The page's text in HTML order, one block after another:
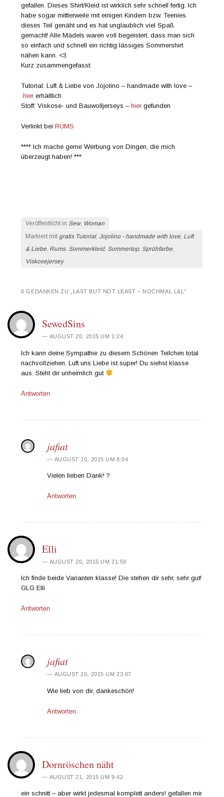
gefallen. Dieses Shirt/Kleid ist wirklich sehr schnell fertig. Ich
habe sogar mittlerweile mit einigen Kindern bzw. Teenies
dieses Teil genäht und es hat unglaublich viel Spaß
gemacht! Alle Mädels waren voll begeistert, dass man sich
so einfach und schnell ein richtig lässiges Sommershirt
nähen kann. <3
Kurz zusammengefasst:
Tutorial: Luft & Liebe von Jojolino – handmade with love –
hier erhältlich
Stoff: Viskose- und Bauwolljerseys –hier gefunden
Verlinkt beiRUMS
**** Ich mache gerne Werbung von Dingen, die mich
überzeugt haben! ***
Veröffentlicht in Sew, Woman
Markiert mit gratis Tutorial,Jojolino - handmade with love Luft
& Liebe Rums, Sommerkleid, Sommertop, Sprühfarbe
Viskosejersey
6 GEDANKEN ZU „ LAST BUT NOT LEAST – NOCHMAL L&L“
SewedSins
AUGUST 20, 2015 UM 1:24
Ich kann deine Sympathie zu diesem Schönen Teilchen total
nachvollziehen. Luft uns Liebe ist super! Du siehst klasse
aus. Steht dir unheimlich gut
Antworten
jafiat
AUGUST 20, 2015 UM 8:04
Vielen lieben Dank! ?
Antworten
Elli
AUGUST 20, 2015 UM 21:59
Ich finde beide Varianten klasse! Die stehen dir sehr, sehr gut!
GLG Elli
Antworten
jafiat
AUGUST 20, 2015 UM 23:07
Wie lieb von dir, dankeschön!
Antworten
Dornröschen näht
AUGUST 21, 2015 UM 9:42
ein schnitt – aber wirkt jedesmal komplett anders! gefallen mir